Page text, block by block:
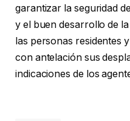
garantizar la seguridad
y el buen desarrollo de
las personas residentes
con antelación sus
indicaciones de los